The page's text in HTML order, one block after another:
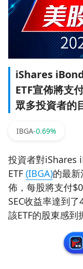
iShares
ETF宣佈將支
眾多投資者的
IBGA-0.69%
投資者對iShares
ETF(IBGA)的最
佈，每股將支付
SEC收益率達到
該ETF的股東感到